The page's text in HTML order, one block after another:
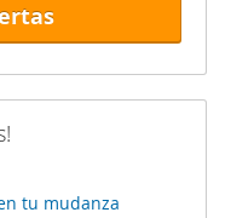
tu mudanza